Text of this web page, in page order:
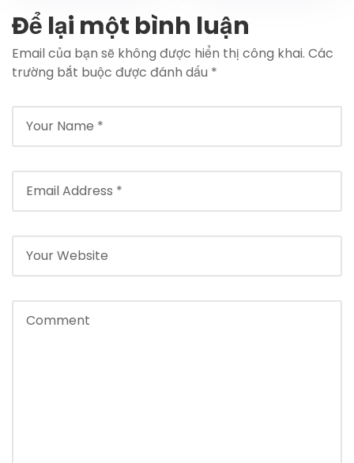
NGHIỆM DU LỊCH
KHÁM PHÁ CỔNG
TRỜI ĐÔNG
GIANG
30/4 và Quốc tế
lao động 1/5
Để lại một bình luận
Email của bạn sẽ không được hiển thị công khai. Các
trường bắt buộc được đánh dấu *